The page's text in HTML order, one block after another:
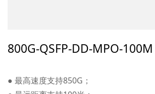
800G-QSFP-DD-MPO-100M
● 最高速度支持850G；